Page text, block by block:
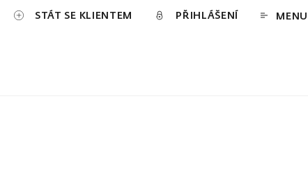
STÁT SE KLIENTEM PŘIHLÁŠENÍ MENU